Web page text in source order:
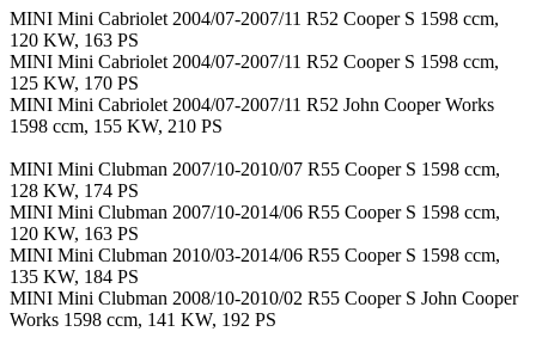
MINI Mini Cabriolet 2004/07-2007/11 R52 Cooper S 1598 ccm,
120 KW, 163 PS
MINI Mini Cabriolet 2004/07-2007/11 R52 Cooper S 1598 ccm,
125 KW, 170 PS
MINI Mini Cabriolet 2004/07-2007/11 R52 John Cooper Works
1598 ccm, 155 KW, 210 PS
MINI Mini Clubman 2007/10-2010/07 R55 Cooper S 1598 ccm,
128 KW, 174 PS
MINI Mini Clubman 2007/10-2014/06 R55 Cooper S 1598 ccm,
120 KW, 163 PS
MINI Mini Clubman 2010/03-2014/06 R55 Cooper S 1598 ccm,
135 KW, 184 PS
MINI Mini Clubman 2008/10-2010/02 R55 Cooper S John Cooper
Works 1598 ccm, 141 KW, 192 PS